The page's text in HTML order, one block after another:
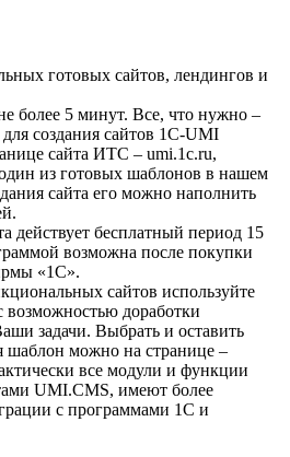
готовых сайтов, лендингов и
более 5 минут. Все, что нужно –
создания сайтов 1C-UMI
сайта ИТС – umi.1c.ru,
из готовых шаблонов в нашем
сайта его можно наполнить
действует бесплатный период 15
возможна после покупки
«1С».
сайтов используйте
доработки
задачи. Выбрать и оставить
шаблон можно на странице –
все модули и функции
UMI.CMS, имеют более
с программами 1С и